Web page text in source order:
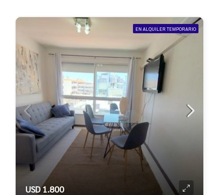
EN ALQUILER TEMPORARIO
USD 1.800